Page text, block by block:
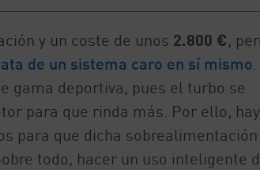
y un coste de unos 2.800 €,
de un sistema caro en sí mismo.
gama deportiva, pues el turbo se
para que rinda más. Por ello, hay
para que dicha sobrealimentación
todo, hacer un uso inteligente